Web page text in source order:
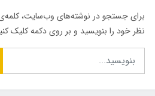
برای جستجو در نوشته‌های وب‌سایت،
نظر خود را بنویسید و بر روی دکمه کلیک